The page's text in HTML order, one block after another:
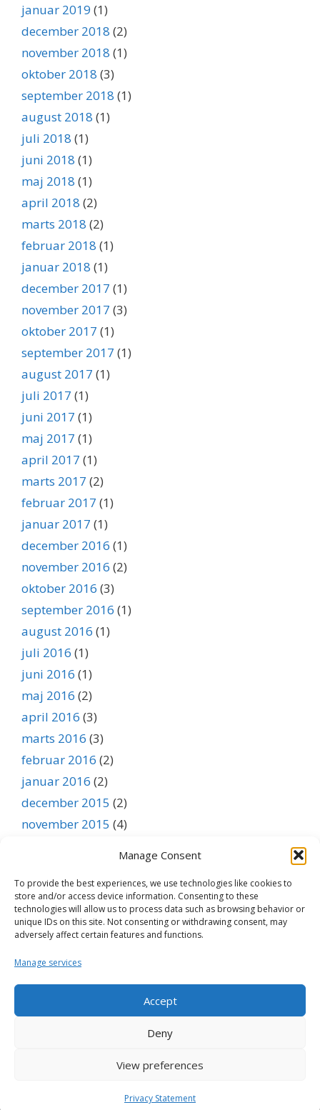
Manage Consent
To provide the best experiences, we use technologies like cookies to
store and/or access device information. Consenting to these
technologies will allow us to process data such as browsing behavior or
unique IDs on this site. Not consenting or withdrawing consent, may
adversely affect certain features and functions.
Manage services
Accept
Deny
View preferences
Privacy Statement
januar 2019 (1)
december 2018 (2)
november 2018 (1)
oktober 2018 (3)
september 2018 (1)
august 2018 (1)
juli 2018 (1)
juni 2018 (1)
maj 2018 (1)
april 2018 (2)
marts 2018 (2)
februar 2018 (1)
januar 2018 (1)
december 2017 (1)
november 2017 (3)
oktober 2017 (1)
september 2017 (1)
august 2017 (1)
juli 2017 (1)
juni 2017 (1)
maj 2017 (1)
april 2017 (1)
marts 2017 (2)
februar 2017 (1)
januar 2017 (1)
december 2016 (1)
november 2016 (2)
oktober 2016 (3)
september 2016 (1)
august 2016 (1)
juli 2016 (1)
juni 2016 (1)
maj 2016 (2)
april 2016 (3)
marts 2016 (3)
februar 2016 (2)
januar 2016 (2)
december 2015 (2)
november 2015 (4)
august 2015(1)
juli 2015(1)
juni 2015(1)
februar 2015(1)
Nordic Cattle Genetic Evaluation © 2026 -